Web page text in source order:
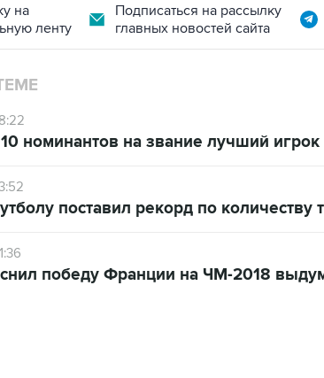
на
ленту
Подписаться на рассылку
главных новостей сайта
номинантов на звание лучший игрок
поставил рекорд по количеству
победу Франции на ЧМ-2018